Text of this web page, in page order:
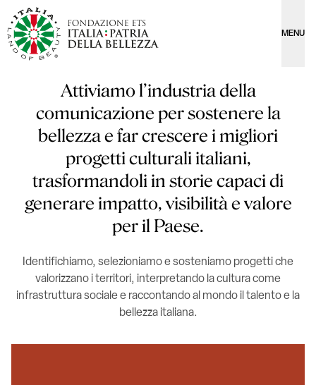
MENU
Attiviamo l’industria della
comunicazione per sostenere la
bellezza e far crescere i migliori
progetti culturali italiani,
trasformandoli in storie capaci di
generare impatto, visibilità e valore
per il Paese.
Identifichiamo, selezioniamo e sosteniamo progetti che
valorizzano i territori, interpretando la cultura come
infrastruttura sociale e raccontando al mondo il talento e la
bellezza italiana.